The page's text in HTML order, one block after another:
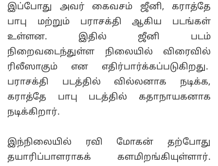
இப்போது அவர் கைவசம் ஜீனி, கராத்தே
பாபு மற்றும் பராசக்தி ஆகிய படங்கள்
உள்ளன. இதில் ஜீனி படம்
நிறைவடைந்துள்ள நிலையில் விரைவில்
ரிலீஸாகும் என எதிர்பார்க்கப்படுகிறது.
பராசக்தி படத்தில் வில்லனாக நடிக்க,
கராத்தே பாபு படத்தில் கதாநாயகனாக
நடிக்கிறார்.
இந்நிலையில் ரவி மோகன் தற்போது
தயாரிப்பாளராகக் களமிறங்கியுள்ளார்.